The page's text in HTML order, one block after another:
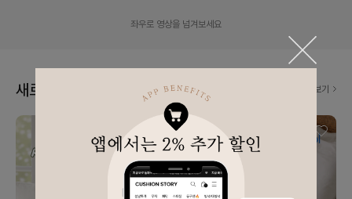
좌우로 영상을 넘겨보세요
새로 나왔어요! 👀 더보기